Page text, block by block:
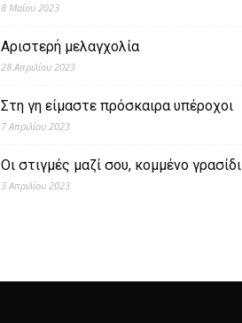
8 Μαΐου 2023
Αριστερή μελαγχολία
28 Απριλίου 2023
Στη γη είμαστε πρόσκαιρα υπέροχοι
7 Απριλίου 2023
Οι στιγμές μαζί σου, κομμένο γρασίδι
3 Απριλίου 2023